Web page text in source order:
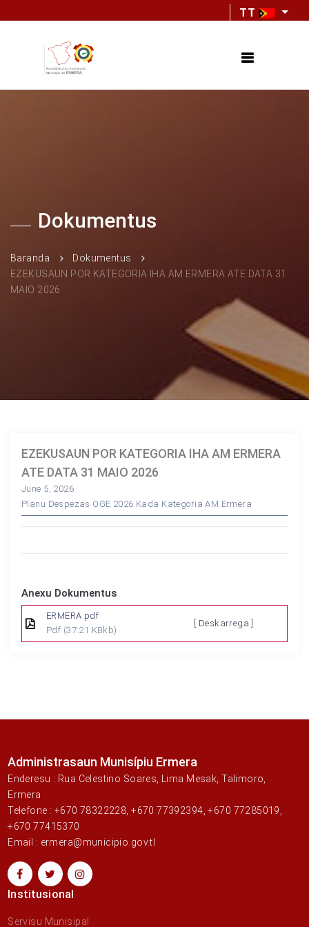
TT
Dokumentus
Baranda
Dokumentus
EZEKUSAUN POR KATEGORIA IHA AM ERMERA ATE DATA 31
MAIO 2026
EZEKUSAUN POR KATEGORIA IHA AM ERMERA
ATE DATA 31 MAIO 2026
June 5, 2026
Planu Despezas OGE 2026 Kada Kategoria AM Ermera
Anexu Dokumentus
ERMERA.pdf
Pdf (37.21 KBkb)
[ Deskarrega ]
Administrasaun Munisípiu Ermera
Enderesu : Rua Celestino Soares, Lima Mesak, Talimoro,
Ermera
Telefone : +670 78322228, +670 77392394, +670 77285019,
+670 77415370
Email : ermera@municipio.gov.tl
Institusional
Servisu Munisipal